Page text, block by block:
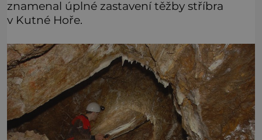
znamenal úplné zastavení těžby stříbra
v Kutné Hoře.